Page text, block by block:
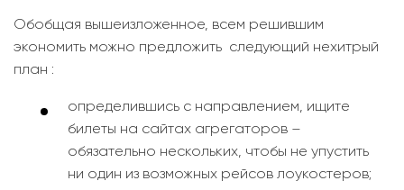
Обобщая вышеизложенное, всем решившим
экономить можно предложить следующий нехитрый
план :
определившись с направлением, ищите
билеты на сайтах агрегаторов –
обязательно нескольких, чтобы не упустить
ни один из возможных рейсов лоукостеров;